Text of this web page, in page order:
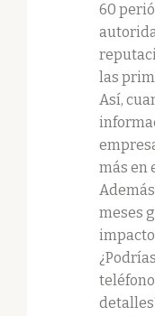
60
las
Así,
más en
meses